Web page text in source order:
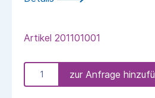
Artikel 201101001